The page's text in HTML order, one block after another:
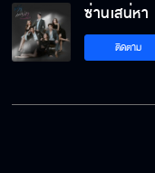
ซ่านเสน่หา
ติดตาม